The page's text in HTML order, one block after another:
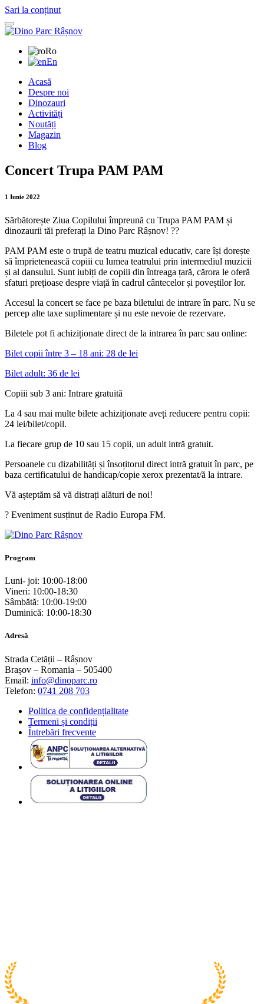
Sari la conținut
Ro
En
Acasă
Despre noi
Dinozauri
Activități
Noutăți
Magazin
Blog
Concert Trupa PAM PAM
1 Iunie 2022
Sărbătorește Ziua Copilului împreună cu Trupa PAM PAM și
dinozaurii tăi preferați la Dino Parc Râșnov! ??
PAM PAM este o trupă de teatru muzical educativ, care își dorește
să împrietenească copiii cu lumea teatrului prin intermediul muzicii
și al dansului. Sunt iubiți de copiii din întreaga țară, cărora le oferă
sfaturi prețioase despre viață în cadrul cântecelor și poveștilor lor.
Accesul la concert se face pe baza biletului de intrare în parc. Nu se
percep alte taxe suplimentare și nu este nevoie de rezervare.
Biletele pot fi achiziționate direct de la intrarea în parc sau online:
Bilet copii între 3 – 18 ani: 28 de lei
Bilet adult: 36 de lei
Copiii sub 3 ani: Intrare gratuită
La 4 sau mai multe bilete achiziționate aveți reducere pentru copii:
24 lei/bilet/copil.
La fiecare grup de 10 sau 15 copii, un adult intră gratuit.
Persoanele cu dizabilități și însoțitorul direct intră gratuit în parc, pe
baza certificatului de handicap/copie xerox prezentat/ă la intrare.
Vă așteptăm să vă distrați alături de noi!
? Eveniment susținut de Radio Europa FM.
Program
Luni- joi: 10:00-18:00
Vineri: 10:00-18:30
Sâmbătă: 10:00-19:00
Duminică: 10:00-18:30
Adresă
Strada Cetății – Râșnov
Brașov – Romania – 505400
Email: info@dinoparc.ro
Telefon: 0741 208 703
Politica de confidențialitate
Termeni și condiții
Întrebări frecvente